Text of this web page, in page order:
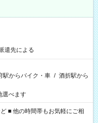
遣先による
駅からバイク・車 / 酒折駅から
べます
相